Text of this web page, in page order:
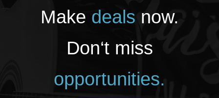
Make deals now.
Don‘t miss
opportunities.